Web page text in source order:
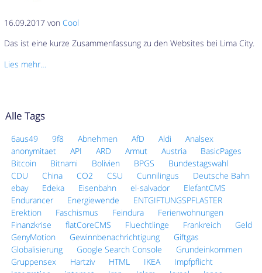
16.09.2017 vonCool
Das ist eine kurze Zusammenfassung zu den Websites bei Lima City.
Lies mehr…
Alle Tags
6aus49 9f8 Abnehmen AfD Aldi
Analsex
anonymitaet
API ARD Armut Austria
BasicPages
Bitcoin
Bitnami Bolivien BPGS
Bundestagswahl
CDU
China CO2 CSU Cunnilingus
Deutsche Bahn
ebay
Edeka Eisenbahn el-salvador
ElefantCMS
Endurancer
Energiewende
ENTGIFTUNGSPFLASTER
Erektion
Faschismus Feindura
Ferienwohnungen
Finanzkrise
flatCoreCMS Fluechtlinge Frankreich
Geld
GenyMotion
Gewinnbenachrichtigung
Giftgas
Globalisierung
Google Search Console
Grundeinkommen
Gruppensex
Hartziv HTML IKEA
Impfpflicht